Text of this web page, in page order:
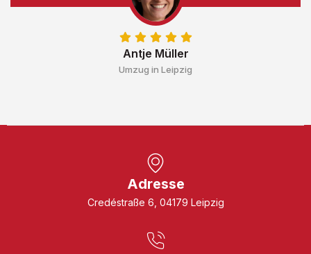
Antje Müller
Umzug in Leipzig
Adresse
Credéstraße 6, 04179 Leipzig